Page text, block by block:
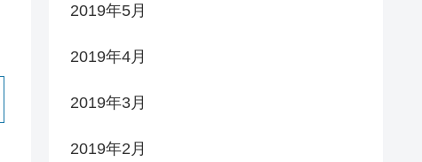
2019年5月
2019年4月
2019年3月
2019年2月